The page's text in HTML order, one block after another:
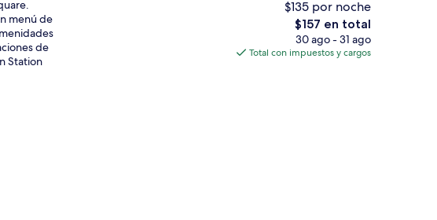
Lounge Lounge
menú de
de
Station
$135 por noche
El
precio
total
$157 en total
30 ago - 31 ago
Total con impuestos y cargos